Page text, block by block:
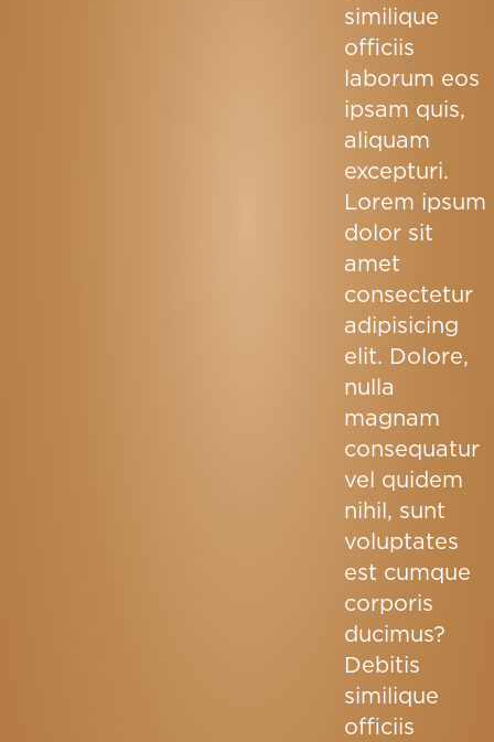
similique
officiis
laborum eos
ipsam quis,
aliquam
excepturi.
Lorem ipsum
dolor sit
amet
consectetur
adipisicing
elit. Dolore,
nulla
magnam
consequatur
vel quidem
nihil, sunt
voluptates
est cumque
corporis
ducimus?
Debitis
similique
officiis